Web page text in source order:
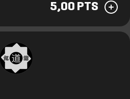
5,00 PTS